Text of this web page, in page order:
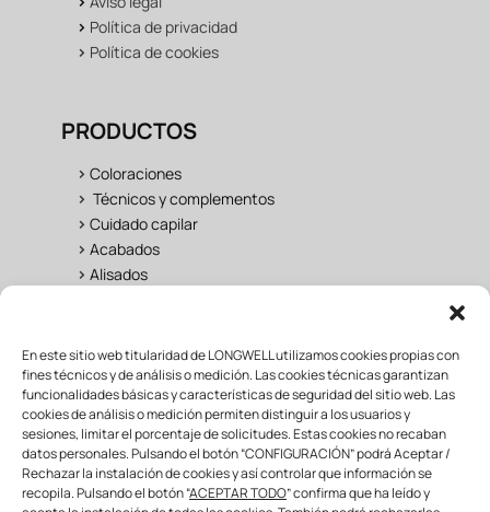
En este sitio web titularidad de LONGWELL utilizamos cookies propias con
fines técnicos y de análisis o medición. Las cookies técnicas garantizan
funcionalidades básicas y características de seguridad del sitio web. Las
cookies de análisis o medición permiten distinguir a los usuarios y
sesiones, limitar el porcentaje de solicitudes. Estas cookies no recaban
datos personales. Pulsando el botón “CONFIGURACIÓN” podrá Aceptar /
Rechazar la instalación de cookies y así controlar que información se
recopila. Pulsando el botón “ACEPTAR TODO” confirma que ha leído y
> Política de privacidad
> Política de cookies
PRODUCTOS
> Coloraciones
> Técnicos y complementos
> Cuidado capilar
> Acabados
> Alisados
UNIVERSO LONGWELL
>Salon
>Fan Área
>Formación
>Mayorista & distribuidor